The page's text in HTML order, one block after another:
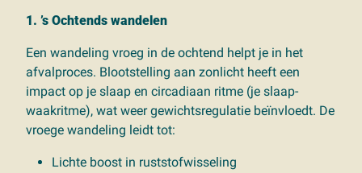
1. ’s Ochtends wandelen
Een wandeling vroeg in de ochtend helpt je in het
afvalproces. Blootstelling aan zonlicht heeft een
impact op je slaap en circadiaan ritme (je slaap-
waakritme), wat weer gewichtsregulatie beïnvloedt. De
vroege wandeling leidt tot:
Lichte boost in ruststofwisseling